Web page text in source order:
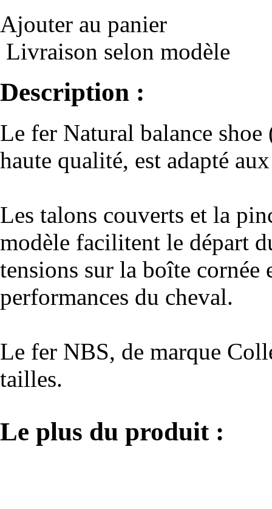
Ajouter au panier
Livraison selon modèle
Description :
Le fer Natural balance
haute qualité, est adapté
Les talons couverts et la
modèle facilitent le départ
tensions sur la boîte cornée
performances du cheval.
Le fer NBS, de marque
tailles.
Le plus du produit :